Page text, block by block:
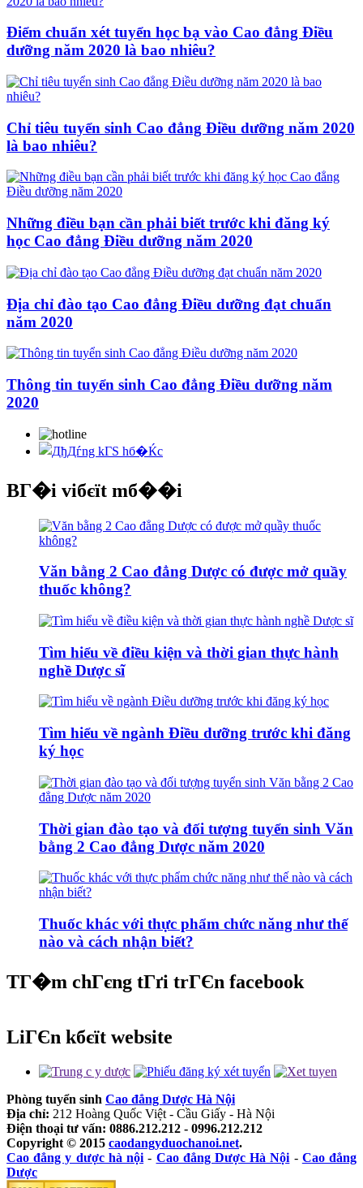
Điểm chuẩn xét tuyển học bạ vào Cao đẳng Điều
dưỡng năm 2020 là bao nhiêu?
Chỉ tiêu tuyển sinh Cao đẳng Điều dưỡng năm 2020
là bao nhiêu?
Những điều bạn cần phải biết trước khi đăng ký
học Cao đẳng Điều dưỡng năm 2020
Địa chỉ đào tạo Cao đẳng Điều dưỡng đạt chuẩn
năm 2020
Thông tin tuyển sinh Cao đẳng Điều dưỡng năm
2020
BГ�i viбєїt mб��i
Văn bằng 2 Cao đẳng Dược có được mở quầy
thuốc không?
Tìm hiểu về điều kiện và thời gian thực hành
nghề Dược sĩ
Tìm hiểu về ngành Điều dưỡng trước khi đăng
ký học
Thời gian đào tạo và đối tượng tuyển sinh Văn
bằng 2 Cao đẳng Dược năm 2020
Thuốc khác với thực phẩm chức năng như thế
nào và cách nhận biết?
TГ�m chГєng tГґi trГЄn facebook
LiГЄn kбєїt website
Phòng tuyển sinh Cao đẳng Dược Hà Nội
Địa chỉ: 212 Hoàng Quốc Việt - Cầu Giấy - Hà Nội
Điện thoại tư vấn: 0886.212.212 - 0996.212.212
Copyright © 2015 caodangyduochanoi.net.
Cao đẳng y dược hà nội - Cao đẳng Dược Hà Nội - Cao đẳng
Dược